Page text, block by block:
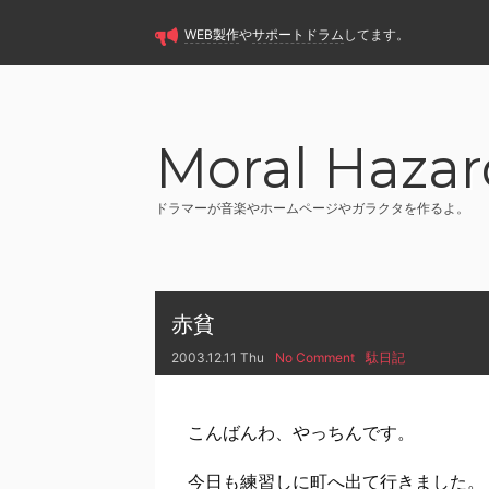
WEB製作やサポートドラム してます。
Moral
ドラマーが音楽やホームページやガラクタを作るよ。
赤貧
2003.12.11 Thu No Comment 駄日記
こんばんわ、やっちんです。
今日も練習しに町へ出て行きました。